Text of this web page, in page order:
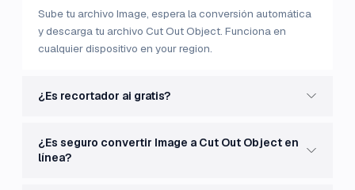
Sube tu archivo Image, espera la conversión automática
y descarga tu archivo Cut Out Object. Funciona en
cualquier dispositivo en your region.
¿Es recortador ai gratis?
¿Es seguro convertir Image a Cut Out Object en
línea?